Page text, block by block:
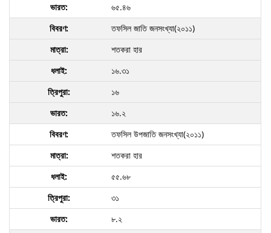
৬৫.৪৬
তফসিল জাতি জনসংখ্যা(২০১১)
শতকরা হার
১৬.৩১
১৬
১৬.২
তফসিল উপজাতি জনসংখ্যা(২০১১)
শতকরা হার
৫৫.৬৮
৩১
৮.২